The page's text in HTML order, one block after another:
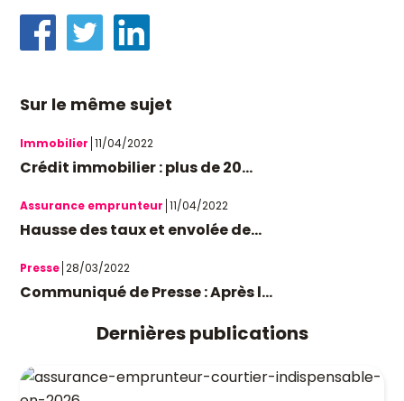
Sur le même sujet
Immobilier 11/04/2022
Crédit immobilier : plus de 20...
Assurance emprunteur 11/04/2022
Hausse des taux et envolée de...
Presse 28/03/2022
Communiqué de Presse : Après l...
Dernières publications